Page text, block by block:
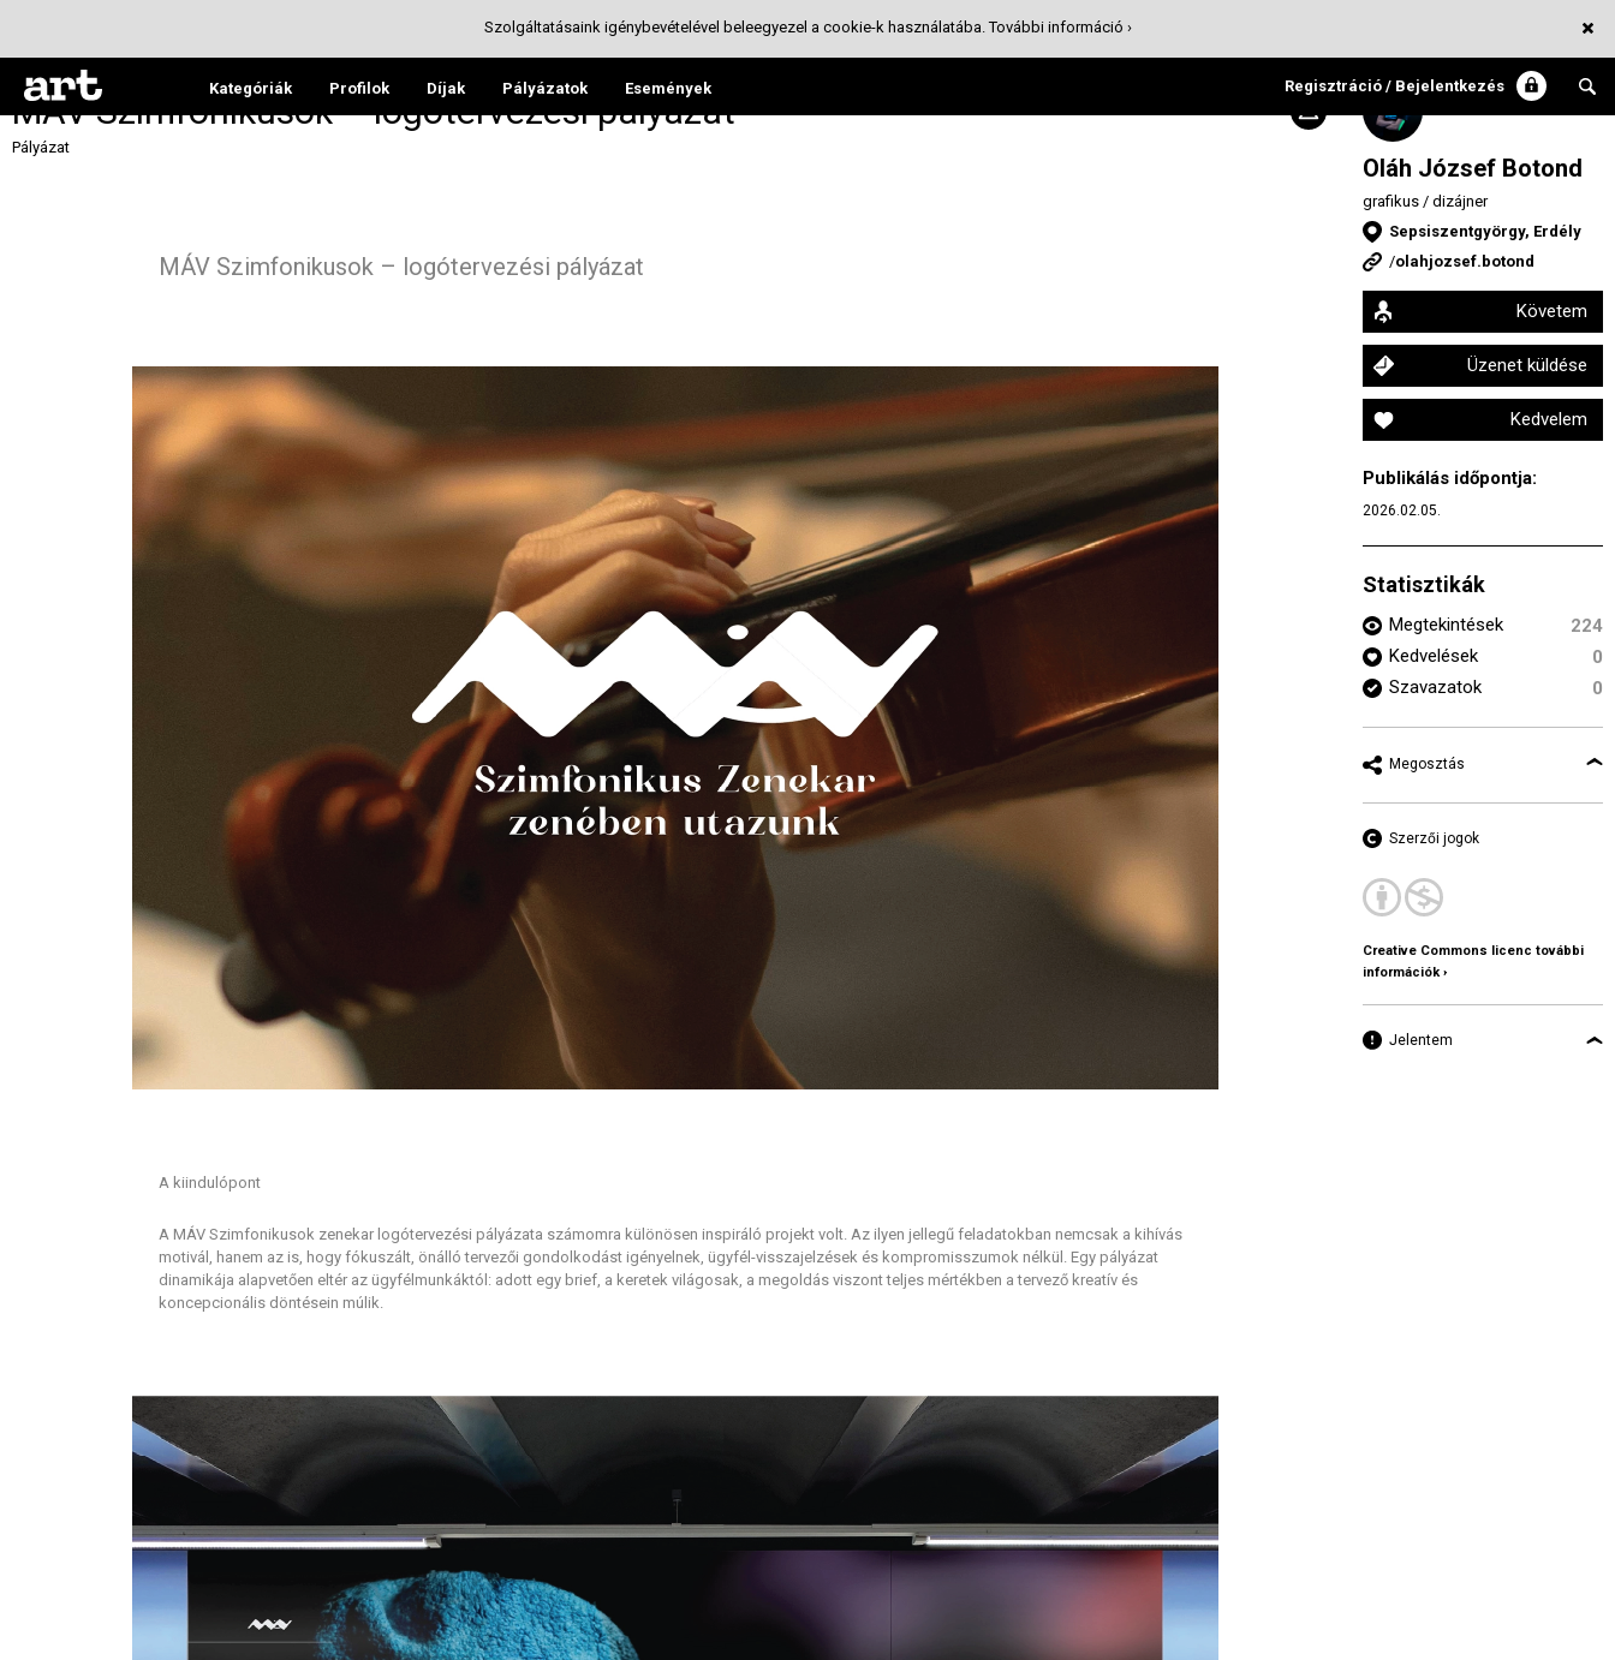
Kategóriák Profilok Díjak Pályázatok Események Regisztráció / Bejelentkezés
MÁV Szimfonikusok – logótervezési pályázat
Pályázat
MÁV Szimfonikusok – logótervezési pályázat
A kiindulópont
A MÁV Szimfonikusok zenekar logótervezési pályázata számomra különösen inspiráló projekt volt. Az ilyen jellegű feladatokban nemcsak a kihívás
motivál, hanem az is, hogy fókuszált, önálló tervezői gondolkodást igényelnek, ügyfél-visszajelzések és kompromisszumok nélkül. Egy pályázat
dinamikája alapvetően eltér az ügyfélmunkáktól: adott egy brief, a keretek világosak, a megoldás viszont teljes mértékben a tervező kreatív és
koncepcionális döntésein múlik.
Oláh József Botond
grafikus / dizájner
Sepsiszentgyörgy, Erdély
/olahjozsef.botond
Követem
Üzenet küldése
Kedvelem
Publikálás időpontja:
2026.02.05.
Statisztikák
Megtekintések
224
Kedvelések
0
Szavazatok
0
Megosztás
Szerzői jogok
Creative Commons licenc további
információk ›
Jelentem
Szolgáltatásaink igénybevételével beleegyezel a cookie-k használatába.További információ ›